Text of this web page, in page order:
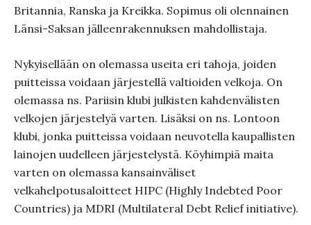
Britannia, Ranska ja Kreikka. Sopimus oli olennainen
Länsi-Saksan jälleenrakennuksen mahdollistaja.
Nykyisellään on olemassa useita eri tahoja, joiden
puitteissa voidaan järjestellä valtioiden velkoja. On
olemassa ns. Pariisin klubi julkisten kahdenvälisten
velkojen järjestelyä varten. Lisäksi on ns. Lontoon
klubi, jonka puitteissa voidaan neuvotella kaupallisten
lainojen uudelleen järjestelystä. Köyhimpiä maita
varten on olemassa kansainväliset
velkahelpotusaloitteet HIPC (Highly Indebted Poor
Countries) ja MDRI (Multilateral Debt Relief initiative).